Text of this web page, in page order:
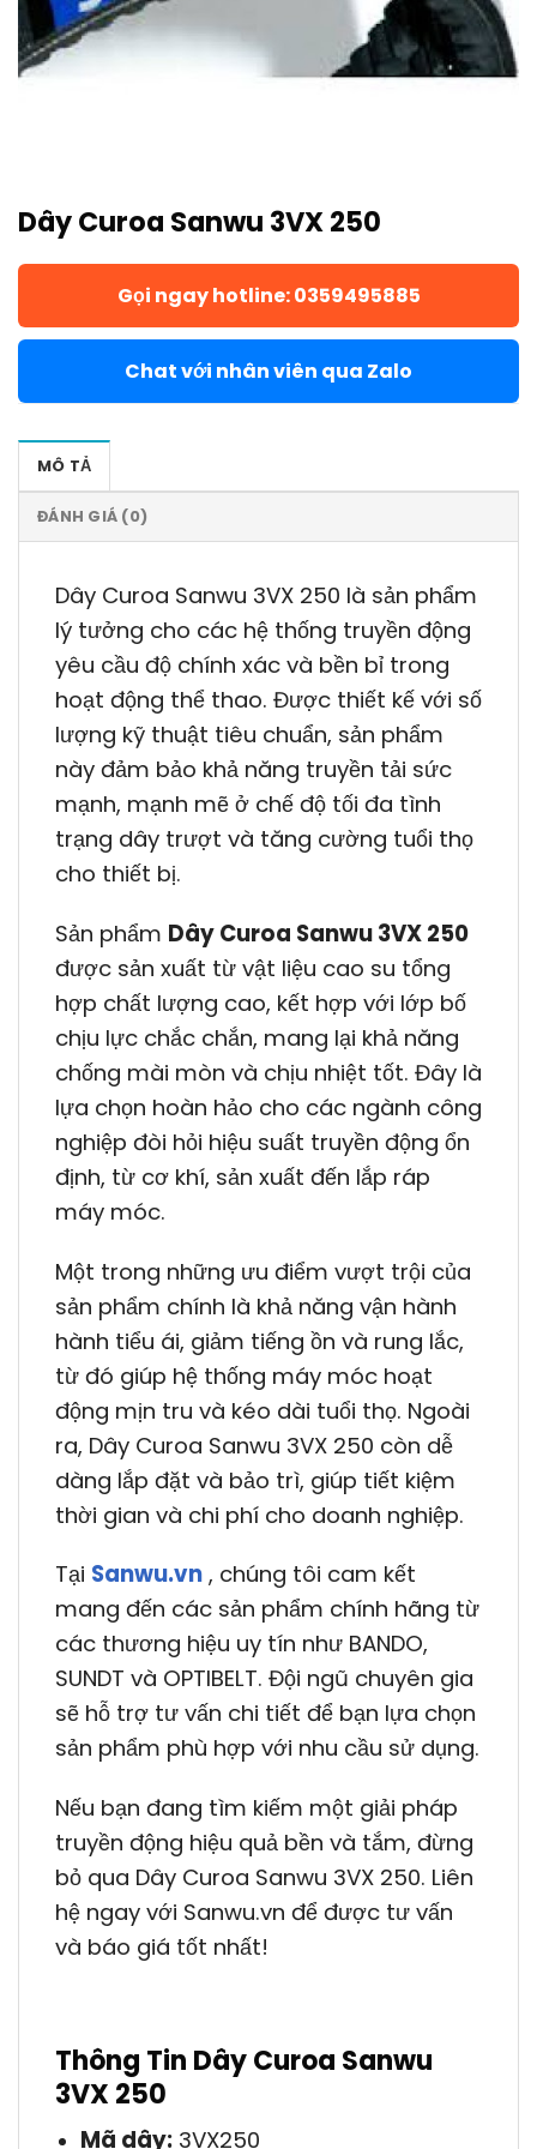
Dây Curoa Sanwu 3VX 250
Gọi ngay hotline: 0359495885
Chat với nhân viên qua Zalo
MÔ TẢ
ĐÁNH GIÁ (0)
Dây Curoa Sanwu 3VX 250 là sản phẩm
lý tưởng cho các hệ thống truyền động
yêu cầu độ chính xác và bền bỉ trong
hoạt động thể thao. Được thiết kế với số
lượng kỹ thuật tiêu chuẩn, sản phẩm
này đảm bảo khả năng truyền tải sức
mạnh, mạnh mẽ ở chế độ tối đa tình
trạng dây trượt và tăng cường tuổi thọ
cho thiết bị.
Sản phẩm Dây Curoa Sanwu 3VX 250
được sản xuất từ ​​vật liệu cao su tổng
hợp chất lượng cao, kết hợp với lớp bố
chịu lực chắc chắn, mang lại khả năng
chống mài mòn và chịu nhiệt tốt. Đây là
lựa chọn hoàn hảo cho các ngành công
nghiệp đòi hỏi hiệu suất truyền động ổn
định, từ cơ khí, sản xuất đến lắp ráp
máy móc.
Một trong những ưu điểm vượt trội của
sản phẩm chính là khả năng vận hành
hành tiểu ái, giảm tiếng ồn và rung lắc,
từ đó giúp hệ thống máy móc hoạt
động mịn tru và kéo dài tuổi thọ. Ngoài
ra, Dây Curoa Sanwu 3VX 250 còn dễ
dàng lắp đặt và bảo trì, giúp tiết kiệm
thời gian và chi phí cho doanh nghiệp.
Tại Sanwu.vn , chúng tôi cam kết
mang đến các sản phẩm chính hãng từ
các thương hiệu uy tín như BANDO,
SUNDT và OPTIBELT. Đội ngũ chuyên gia
sẽ hỗ trợ tư vấn chi tiết để bạn lựa chọn
sản phẩm phù hợp với nhu cầu sử dụng.
Nếu bạn đang tìm kiếm một giải pháp
truyền động hiệu quả bền và tắm, đừng
bỏ qua Dây Curoa Sanwu 3VX 250. Liên
hệ ngay với Sanwu.vn để được tư vấn
và báo giá tốt nhất!
Thông Tin Dây Curoa Sanwu
3VX 250
Mã dây:3VX250